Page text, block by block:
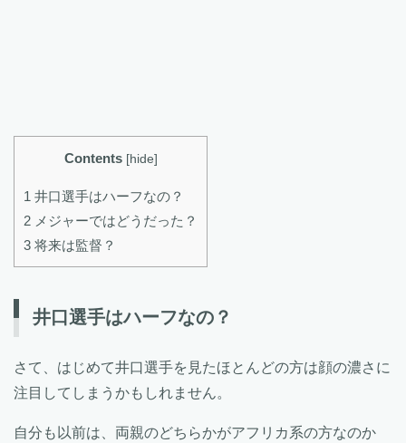
Contents [hide]
1 井口選手はハーフなの？
2 メジャーではどうだった？
3 将来は監督？
井口選手はハーフなの？
さて、はじめて井口選手を見たほとんどの方は顔の濃さに
注目してしまうかもしれません。
自分も以前は、両親のどちらかがアフリカ系の方なのか